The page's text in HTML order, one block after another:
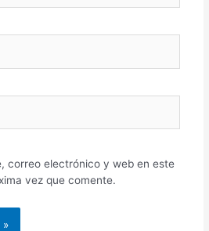
correo electrónico y web en este
vez que comente.